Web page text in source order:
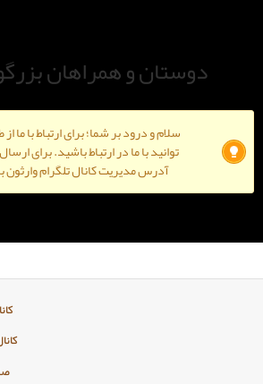
همراهان بزرگوار وارثون
بر شما؛ برای ارتباط با ما از طریق فرم تماس با ما می
ما در ارتباط باشید. برای ارسال عکس و مطلب از طریق
کانال تلگرام وارثون با ما در ارتباط باشید.
کانال وارثون در ســایت آپارات
کانال وارثون در تلگـــــــــــــرام
صفحه وارثون در اینیستاگرام